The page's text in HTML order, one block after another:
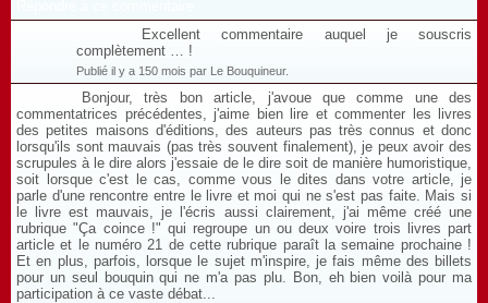
Excellent commentaire auquel je souscris
complètement … !
Publié il y a 150 mois par Le Bouquineur.
Bonjour, très bon article, j'avoue que comme une des
commentatrices précédentes, j'aime bien lire et commenter les livres
des petites maisons d'éditions, des auteurs pas très connus et donc
lorsqu'ils sont mauvais (pas très souvent finalement), je peux avoir des
scrupules à le dire alors j'essaie de le dire soit de manière humoristique,
soit lorsque c'est le cas, comme vous le dites dans votre article, je
parle d'une rencontre entre le livre et moi qui ne s'est pas faite. Mais si
le livre est mauvais, je l'écris aussi clairement, j'ai même créé une
rubrique "Ça coince !" qui regroupe un ou deux voire trois livres part
article et le numéro 21 de cette rubrique paraît la semaine prochaine !
Et en plus, parfois, lorsque le sujet m'inspire, je fais même des billets
pour un seul bouquin qui ne m'a pas plu. Bon, eh bien voilà pour ma
participation à ce vaste débat...